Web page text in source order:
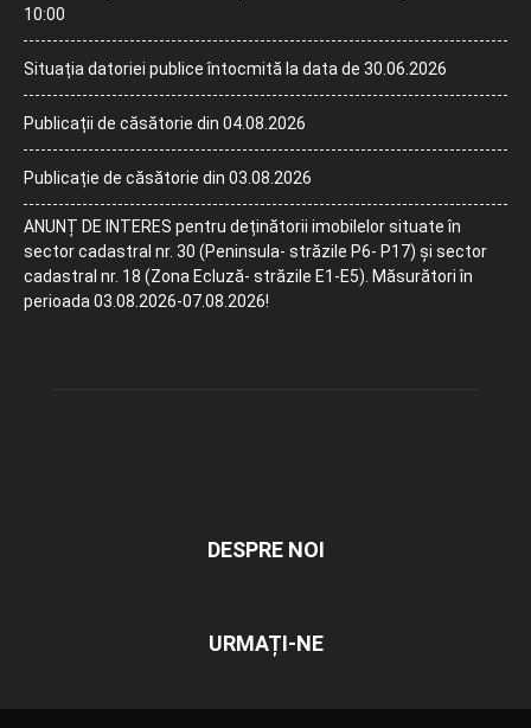
10:00
Situația datoriei publice întocmită la data de 30.06.2026
Publicații de căsătorie din 04.08.2026
Publicație de căsătorie din 03.08.2026
ANUNȚ DE INTERES pentru deținătorii imobilelor situate în
sector cadastral nr. 30 (Peninsula- străzile P6- P17) și sector
cadastral nr. 18 (Zona Ecluză- străzile E1-E5). Măsurători în
perioada 03.08.2026-07.08.2026!
DESPRE NOI
URMAȚI-NE